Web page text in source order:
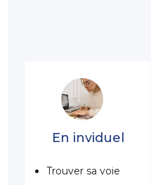
En inviduel
Trouver sa voie